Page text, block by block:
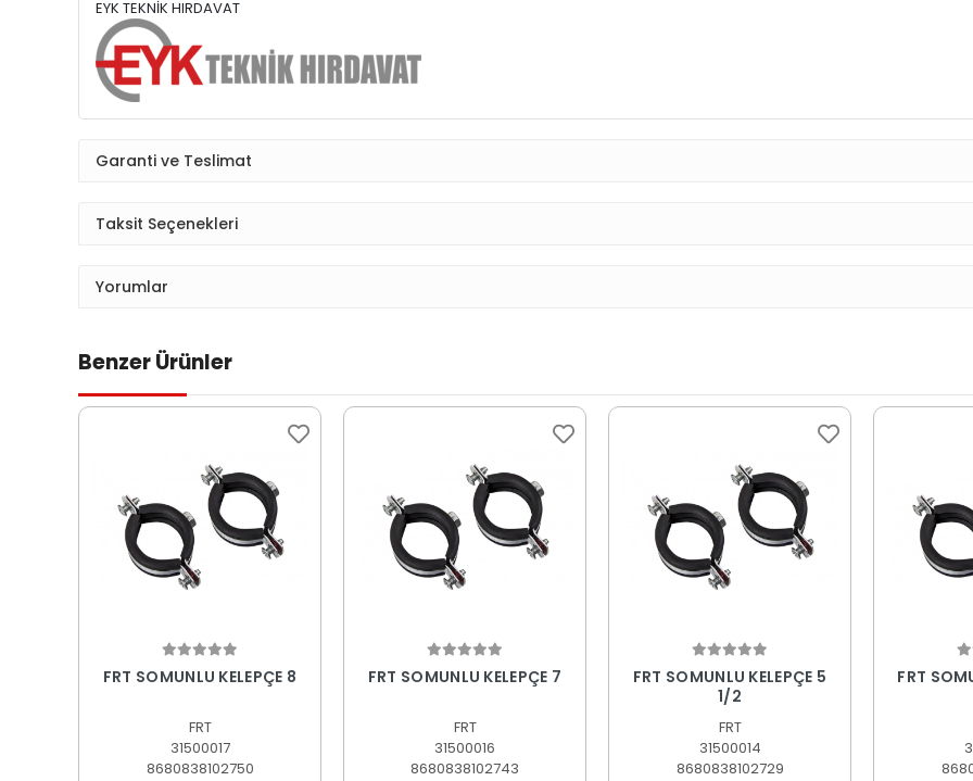
EYK TEKNİK HIRDAVAT
Garanti ve Teslimat
Taksit Seçenekleri
Yorumlar
Benzer Ürünler
FRT SOMUNLU KELEPÇE 8
FRT
31500017
8680838102750
FRT SOMUNLU KELEPÇE 7
FRT
31500016
8680838102743
FRT SOMUNLU KELEPÇE 5
1/2
FRT
31500014
8680838102729
FRT